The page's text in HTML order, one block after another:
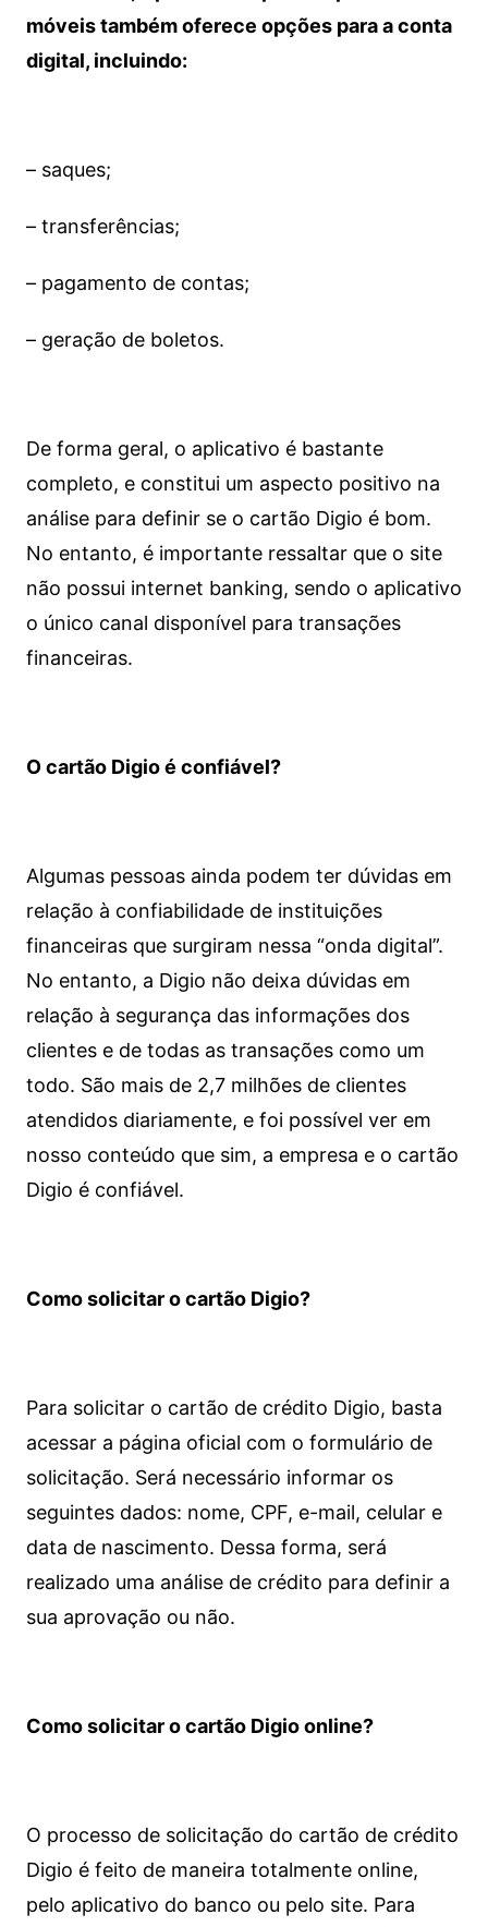
móveis também oferece opções para a conta
digital, incluindo:
– saques;
– transferências;
– pagamento de contas;
– geração de boletos.
De forma geral, o aplicativo é bastante
completo, e constitui um aspecto positivo na
análise para definir se o cartão Digio é bom.
No entanto, é importante ressaltar que o site
não possui internet banking, sendo o aplicativo
o único canal disponível para transações
financeiras.
O cartão Digio é confiável?
Algumas pessoas ainda podem ter dúvidas em
relação à confiabilidade de instituições
financeiras que surgiram nessa “onda digital”.
No entanto, a Digio não deixa dúvidas em
relação à segurança das informações dos
clientes e de todas as transações como um
todo. São mais de 2,7 milhões de clientes
atendidos diariamente, e foi possível ver em
nosso conteúdo que sim, a empresa e o cartão
Digio é confiável.
Como solicitar o cartão Digio?
Para solicitar o cartão de crédito Digio, basta
acessar a página oficial com o formulário de
solicitação. Será necessário informar os
seguintes dados: nome, CPF, e-mail, celular e
data de nascimento. Dessa forma, será
realizado uma análise de crédito para definir a
sua aprovação ou não.
Como solicitar o cartão Digio online?
O processo de solicitação do cartão de crédito
Digio é feito de maneira totalmente online,
pelo aplicativo do banco ou pelo site. Para